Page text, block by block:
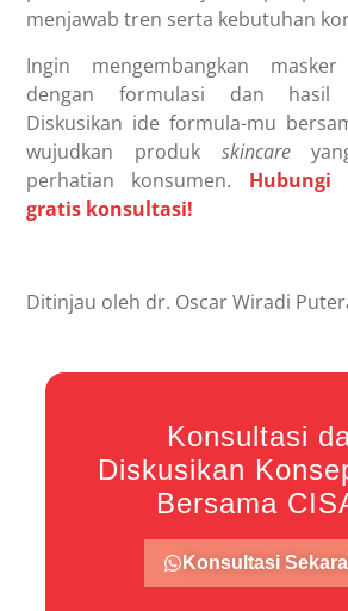
menjawab tren serta kebutuhan
Ingin mengembangkan
dengan formulasi dan hasil
Diskusikan ide formula-mu
wujudkan produk skincare
perhatian konsumen. Hubungi
gratis konsultasi!
Ditinjau oleh dr. Oscar Wiradi
Konsultasi
Diskusikan
Bersama
Konsultasi